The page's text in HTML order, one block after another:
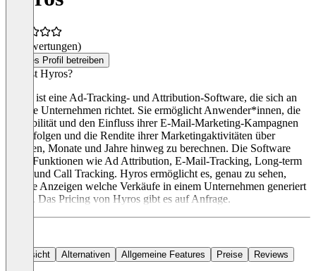
(0 Bewertungen)
Dieses Profil betreiben
Was ist Hyros?
Hyros ist eine Ad-Tracking- und Attribution-Software, die sich an
digitale Unternehmen richtet. Sie ermöglicht Anwender*innen, die
Rentabilität und den Einfluss ihrer E-Mail-Marketing-Kampagnen
zu verfolgen und die Rendite ihrer Marketingaktivitäten über
Wochen, Monate und Jahre hinweg zu berechnen. Die Software
bietet Funktionen wie Ad Attribution, E-Mail-Tracking, Long-term
Value und Call Tracking. Hyros ermöglicht es, genau zu sehen,
welche Anzeigen welche Verkäufe in einem Unternehmen generiert
haben. Das Pricing von Hyros gibt es auf Anfrage.
Übersicht Alternativen Allgemeine Features Preise Reviews